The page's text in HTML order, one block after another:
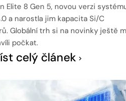
Elite 8 Gen 5, novou verzi
a narostla jim kapacita Si/C
Globální trh si na novinky ještě
počkat.
celý článek